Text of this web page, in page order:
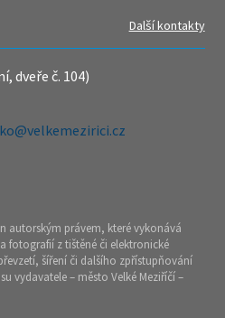
Další kontakty
dveře č. 104)
autorským právem, které vykonává
fotografií z tištěné či elektronické
šíření či dalšího zpřístupňování
vydavatele – město Velké Meziříčí –